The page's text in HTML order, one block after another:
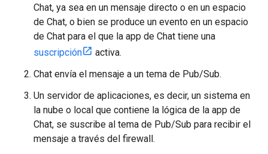
Chat, ya sea en un mensaje directo o en un espacio
de Chat, o bien se produce un evento en un espacio
de Chat para el que la app de Chat tiene una
suscripción
activa.
Chat envía el mensaje a un tema de Pub/Sub.
Un servidor de aplicaciones, es decir, un sistema en
la nube o local que contiene la lógica de la app de
Chat, se suscribe al tema de Pub/Sub para recibir el
mensaje a través del firewall.